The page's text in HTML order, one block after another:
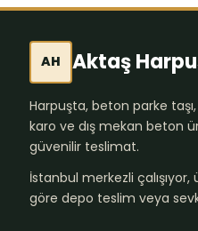
AH Aktaş
Harpuşta, beton parke
karo ve dış mekan beton
güvenilir teslimat.
İstanbul merkezli
göre depo teslim veya